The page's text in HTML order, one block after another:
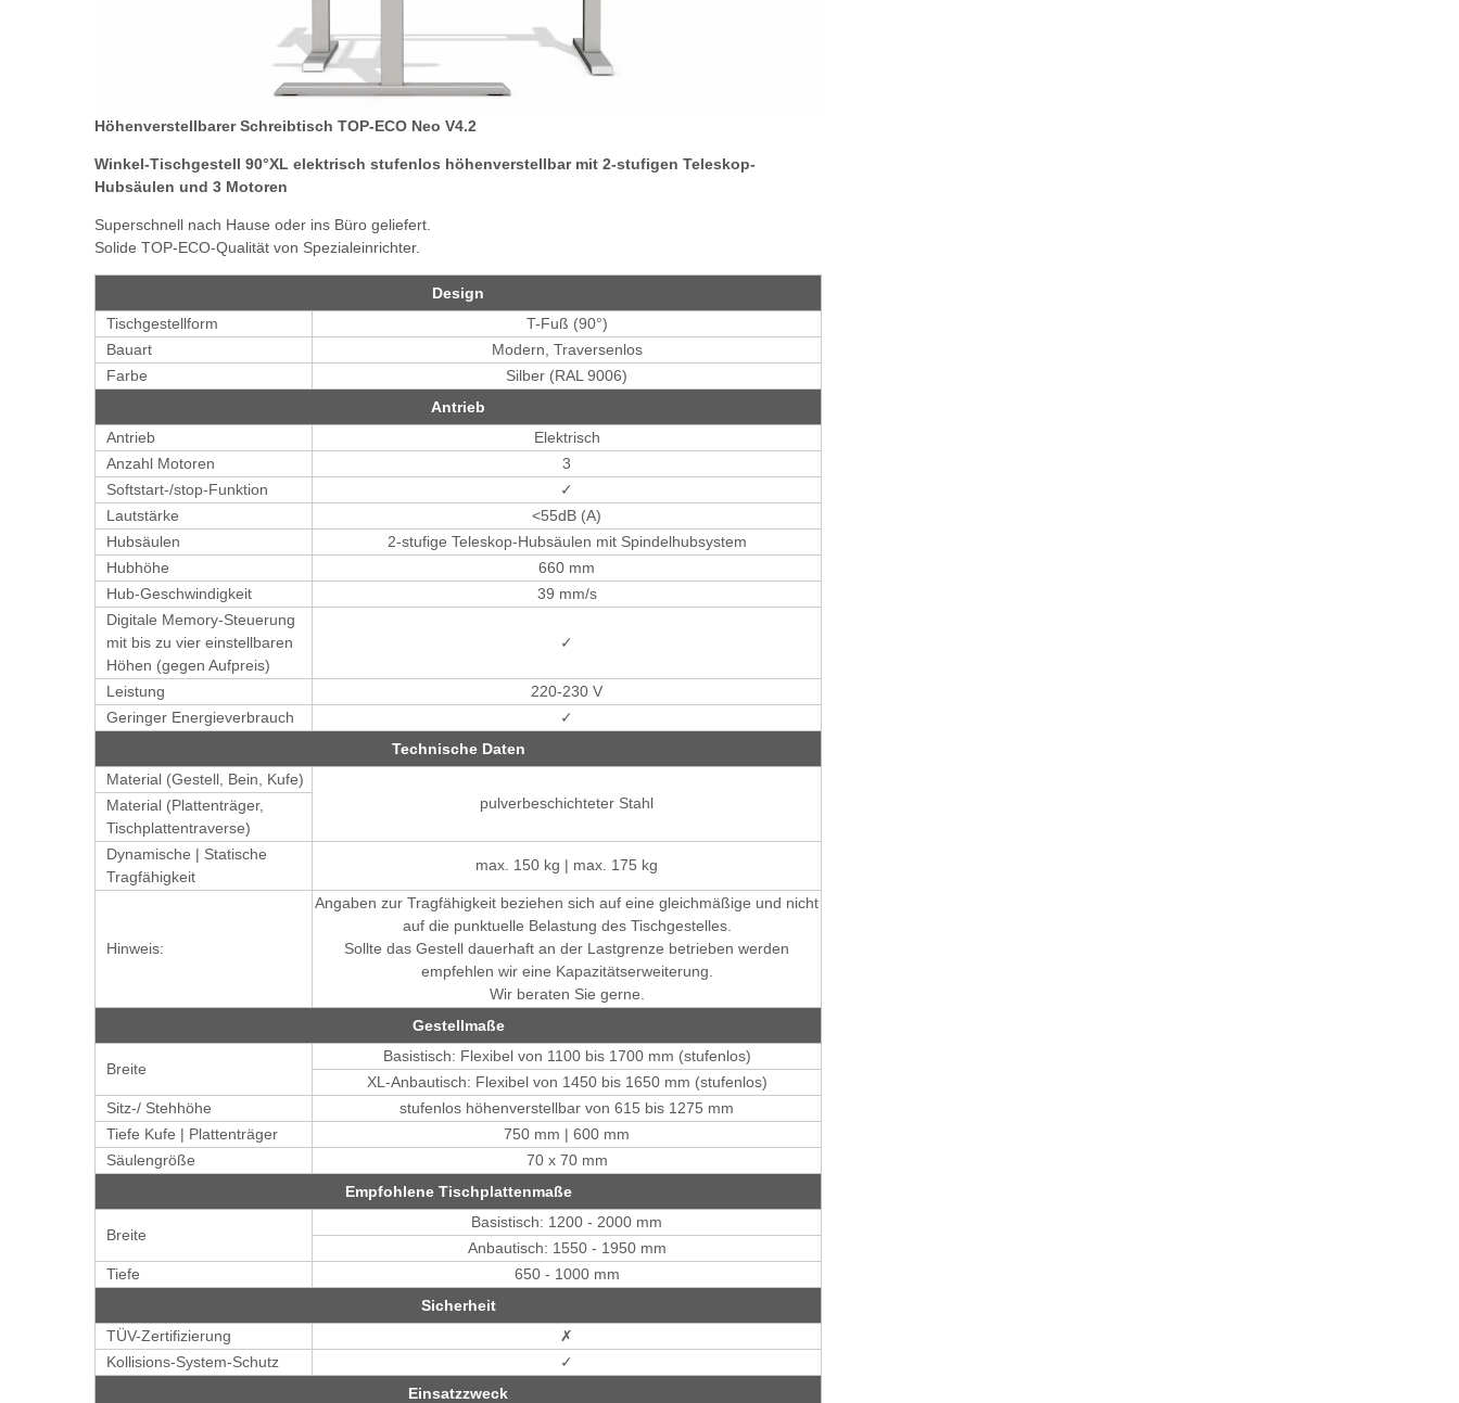
Höhenverstellbarer Schreibtisch TOP-ECO Neo V4.2
Winkel-Tischgestell 90°XL elektrisch stufenlos höhenverstellbar mit 2-stufigen Teleskop-
Hubsäulen und 3 Motoren
Superschnell nach Hause oder ins Büro geliefert.
Solide TOP-ECO-Qualität von Spezialeinrichter.
Design
Tischgestellform
T-Fuß (90°)
Bauart
Modern, Traversenlos
Farbe
Silber (RAL 9006)
Antrieb
Antrieb
Elektrisch
Anzahl Motoren
3
Softstart-/stop-Funktion
✓
Lautstärke
<55dB (A)
Hubsäulen
2-stufige Teleskop-Hubsäulen mit Spindelhubsystem
Hubhöhe
660 mm
Hub-Geschwindigkeit
39 mm/s
Digitale Memory-Steuerung
mit bis zu vier einstellbaren
Höhen (gegen Aufpreis)
✓
Leistung
220-230 V
Geringer Energieverbrauch
✓
Technische Daten
Material (Gestell, Bein, Kufe)
pulverbeschichteter Stahl
Material (Plattenträger,
Tischplattentraverse)
Dynamische | Statische
Tragfähigkeit
max. 150 kg | max. 175 kg
Hinweis:
Angaben zur Tragfähigkeit beziehen sich auf eine gleichmäßige und nicht
auf die punktuelle Belastung des Tischgestelles.
Sollte das Gestell dauerhaft an der Lastgrenze betrieben werden
empfehlen wir eine Kapazitätserweiterung.
Wir beraten Sie gerne.
Gestellmaße
Breite
Basistisch: Flexibel von 1100 bis 1700 mm (stufenlos)
XL-Anbautisch: Flexibel von 1450 bis 1650 mm (stufenlos)
Sitz-/ Stehhöhe
stufenlos höhenverstellbar von 615 bis 1275 mm
Tiefe Kufe | Plattenträger
750 mm | 600 mm
Säulengröße
70 x 70 mm
Empfohlene Tischplattenmaße
Breite
Basistisch: 1200 - 2000 mm
Anbautisch: 1550 - 1950 mm
Tiefe
650 - 1000 mm
Sicherheit
TÜV-Zertifizierung
✗
Kollisions-System-Schutz
✓
Einsatzzweck